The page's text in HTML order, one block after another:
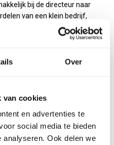
Over
van cookies
en advertenties te
social media te bieden
Ook delen we
bij de directeur naar
van een klein bedrijf,
en architecten.
hoogwaardige, unieke